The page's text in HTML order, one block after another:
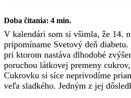
Doba čítania: 4 min.
V kalendári som si všimla, že 14.
pripomíname Svetový deň
pri ktorom nastáva dlhodobé
poruchou látkovej premeny
Cukrovku si síce neprivodíme
veľa sladkého. Jedným z jej